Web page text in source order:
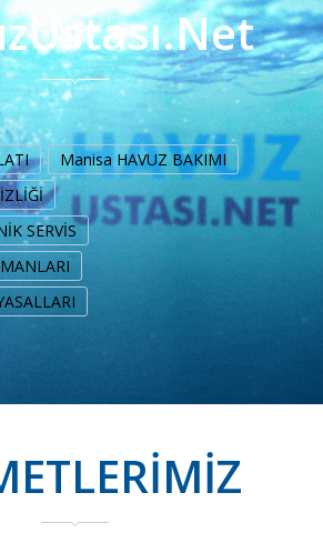
Manisa HAVUZ BAKIMI
SERVİS